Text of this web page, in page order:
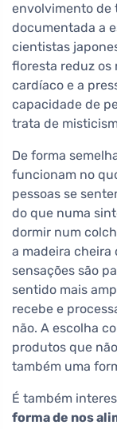
envolvimento de
documentada a
cientistas
floresta reduz os
cardíaco e a
capacidade de
trata de
De forma
funcionam no
pessoas se
do que numa
dormir num
a madeira cheira
sensações são
sentido mais
recebe e
não. A escolha
produtos que
também uma
É também
forma de nos